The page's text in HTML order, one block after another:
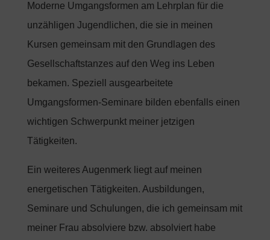
Moderne Umgangsformen am Lehrplan für die
unzähligen Jugendlichen, die sie in meinen
Kursen gemeinsam mit den Grundlagen des
Gesellschaftstanzes auf den Weg ins Leben
bekamen. Speziell ausgearbeitete
Umgangsformen-Seminare bilden ebenfalls einen
wichtigen Schwerpunkt meiner jetzigen
Tätigkeiten.
Ein weiteres Augenmerk liegt auf meinen
energetischen Tätigkeiten. Ausbildungen,
Seminare und Schulungen, die ich gemeinsam mit
meiner Frau absolviere bzw. absolviert habe